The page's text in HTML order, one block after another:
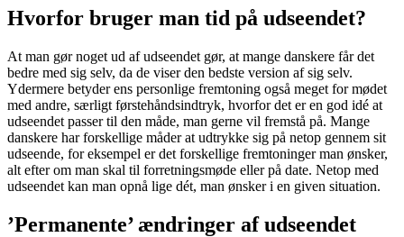
Hvorfor bruger man tid på udseendet?
At man gør noget ud af udseendet gør, at mange danskere får det
bedre med sig selv, da de viser den bedste version af sig selv.
Ydermere betyder ens personlige fremtoning også meget for mødet
med andre, særligt førstehåndsindtryk, hvorfor det er en god idé at
udseendet passer til den måde, man gerne vil fremstå på. Mange
danskere har forskellige måder at udtrykke sig på netop gennem sit
udseende, for eksempel er det forskellige fremtoninger man ønsker,
alt efter om man skal til forretningsmøde eller på date. Netop med
udseendet kan man opnå lige dét, man ønsker i en given situation.
’Permanente’ ændringer af udseendet